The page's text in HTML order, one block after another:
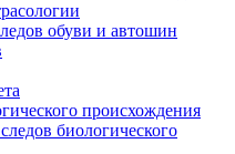
обуви и автошин
происхождения
биологического